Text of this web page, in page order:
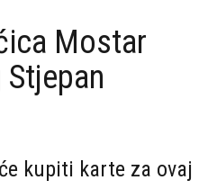
Mostar
Stjepan
kupiti karte za ovaj